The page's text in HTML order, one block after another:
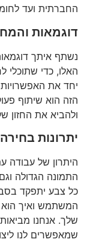
החברתית ועד
דוגמאות
נשתף איתך
האלו, כדי שתוכלי
יחד את
הזה הוא שיתוף
ולהביא את החזון
יתרונות
היתרון של עבודה
התמונה הגדולה
כל צבע יתפקד
המשתמש ואיך
שלך. אנחנו מביאות
שמאפשרים לנו